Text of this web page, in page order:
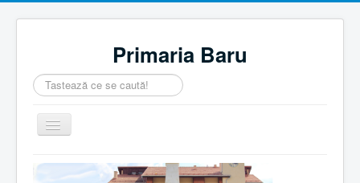
Primaria Baru
Căutare
...
Comută
navigarea
Home